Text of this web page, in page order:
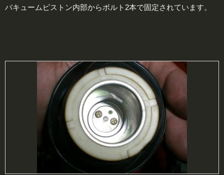
バキュームピストン内部からボルト2本で固定されています。